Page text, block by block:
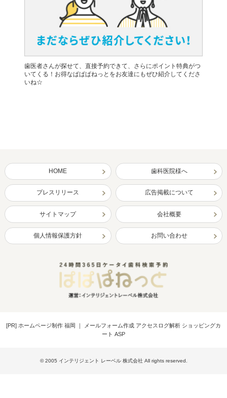
歯医者さんが探せて、直接予約できて、さらにポイント特典がつ
いてくる！お得なぱぱぱねっとをお友達にもぜひ紹介してくださ
いね☆
HOME 歯科医院様へ
プレスリリース 広告掲載について
サイトマップ 会社概要
個人情報保護方針 お問い合わせ
[PR] ホームページ制作 福岡 ｜
メールフォーム作成 アクセスログ解析 ショッピングカ
ート ASP
© 2005 インテリジェント レーベル 株式会社 All rights reserved.